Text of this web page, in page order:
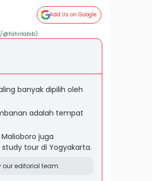
Add Us on Google
@fahrilabib)
banyak dipilih oleh
adalah tempat
juga
tour di Yogyakarta.
editorial team.